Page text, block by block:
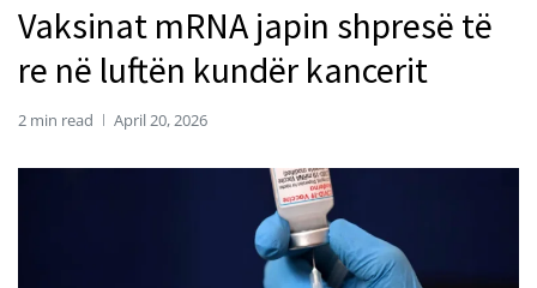
Vaksinat mRNA japin shpresë të
re në luftën kundër kancerit
2 min read April 20, 2026